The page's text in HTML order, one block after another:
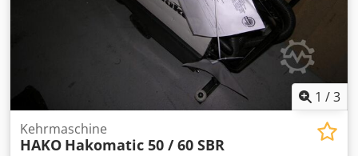
(2x) NEUE Walzenbürste PPL,05 (Mittelhart) NEUE
antistatische Seitenbürste – MIX-Borsten NEUE
Schutzgummis rund um die Walze Luftfilter Eingebautes
1 /3
Kehrmaschine
HAKO Hakomatic 50 / 60 SBR